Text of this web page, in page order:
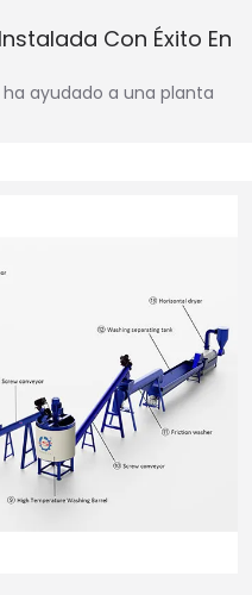
Con Éxito En
ha ayudado a una planta